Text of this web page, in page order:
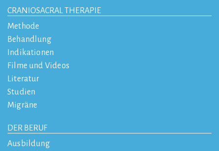
CRANIOSACRAL THERAPIE
Methode
Behandlung
Indikationen
Filme und Videos
Literatur
Studien
Migräne
DER BERUF
Ausbildung